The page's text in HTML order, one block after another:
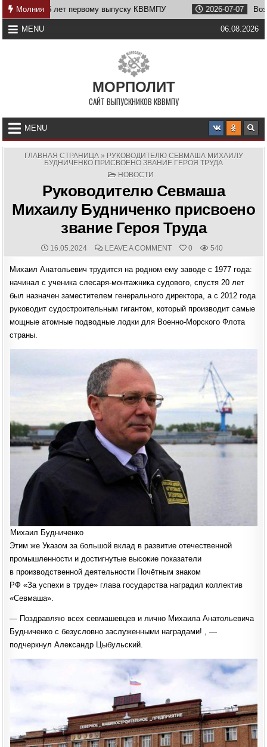
Skip
to
content
Молния
55 лет первому выпуску КВВМПУ 2026-07-07
MENU 06.08.2026
МОРПОЛИТ
САЙТ ВЫПУСКНИКОВ КВВМПУ
MENU
ГЛАВНАЯ СТРАНИЦА» РУКОВОДИТЕЛЮ СЕВМАША МИХАИЛУ
БУДНИЧЕНКО ПРИСВОЕНО ЗВАНИЕ ГЕРОЯ ТРУДА
POSTED
НОВОСТИ
Руководителю Севмаша
Михаилу Будниченко присвоено
звание Героя Труда
PUBLISHED
DATE:
16.05.2024 COMMENTS:
LEAVE A COMMENTON
РУКОВОДИТЕЛЮ
МИХАИЛУ
БУДНИЧЕНКО
ПРИСВОЕНО
ГЕРОЯ
ТРУДА
0 540
Михаил Анатольевич трудится на родном ему заводе с 1977 года:
начинал с ученика слесаря-монтажника судового, спустя 20 лет
был назначен заместителем генерального директора, а с 2012 года
руководит судостроительным гигантом, который производит самые
мощные атомные подводные лодки для Военно-Морского Флота
страны.
Михаил Будниченко
Этим же Указом за большой вклад в развитие отечественной
промышленности и достигнутые высокие показатели
в производственной деятельности Почётным знаком
РФ «За успехи в труде» глава государства наградил коллектив
«Севмаша».
— Поздравляю всех севмашевцев и лично Михаила Анатольевича
Будниченко с безусловно заслуженными наградами! , —
подчеркнул Александр Цыбульский.